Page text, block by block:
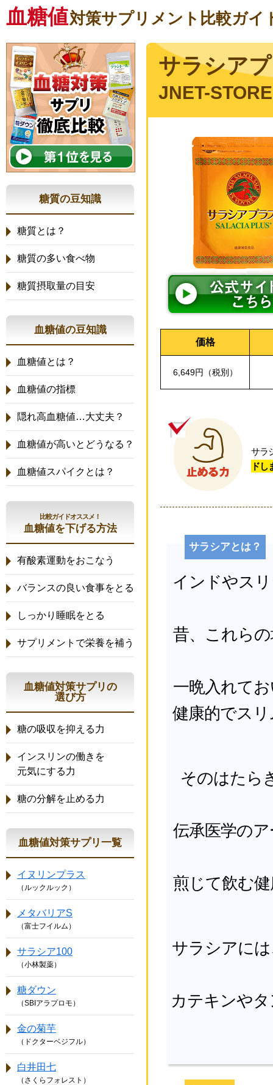
血糖値対策サプリメント比較ガイ
サラシア
JNET-STORE
価格
6,649円（税別）
サラ
ドし
サラシアとは？
インドやス
昔、これら
一晩入れて
健康的でス
そのはたら
伝承医学の
煎じて飲む
サラシアに
カテキンや
糖質の豆知識
糖質とは？
糖質の多い食べ物
糖質摂取量の目安
血糖値の豆知識
血糖値とは？
血糖値の指標
隠れ高血糖値…大丈夫？
血糖値が高いとどうなる？
血糖値スパイクとは？
比較ガイドオススメ！
血糖値を下げる方法
有酸素運動をおこなう
バランスの良い食事をとる
しっかり睡眠をとる
サプリメントで栄養を補う
血糖値対策サプリの
選び方
糖の吸収を抑える力
インスリンの働きを
元気にする力
糖の分解を止める力
血糖値対策サプリ一覧
イヌリンプラス
（ルックルック）
メタバリアS
（富士フイルム）
サラシア100
（小林製薬）
糖ダウン
（SBIアラプロモ）
金の菊芋
（ドクターベジフル）
白井田七
（さくらフォレスト）